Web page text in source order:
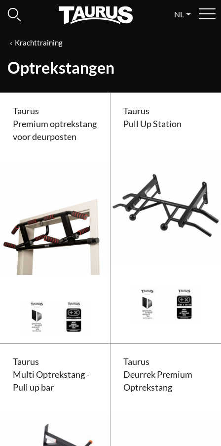
NL
Krachttraining
Optrekstangen
Taurus
Premium optrekstang
voor deurposten
Taurus Premium optrekstang
Taurus
Pull Up Station
Taurus
Multi Optrekstang -
Pull up bar
Taurus
Deurrek Premium
Optrekstang